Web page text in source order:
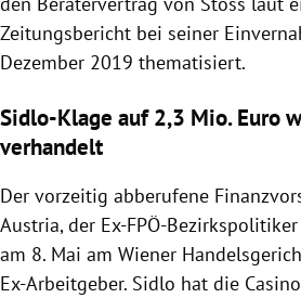
Zeitungsbericht bei seiner
Dezember 2019 thematisiert.
Sidlo-Klage auf 2,3 Mio. Euro
verhandelt
Der vorzeitig abberufene
Austria, der Ex-FPÖ-Bezirkspolitiker
am 8. Mai am Wiener
Ex-Arbeitgeber. Sidlo hat die